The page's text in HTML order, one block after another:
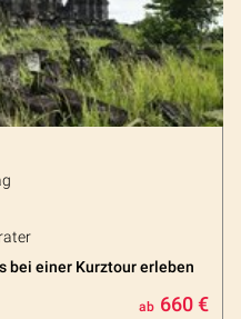
bei einer Kurztour erleben
ab 660 €